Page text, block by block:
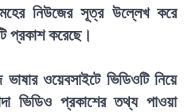
নিউজের সূত্র উল্লেখ করে
প্রকাশ করেছে।
ওয়েবসাইটে ভিডিওটি নিয়ে
ভিডিও প্রকাশের তথ্য পাওয়া